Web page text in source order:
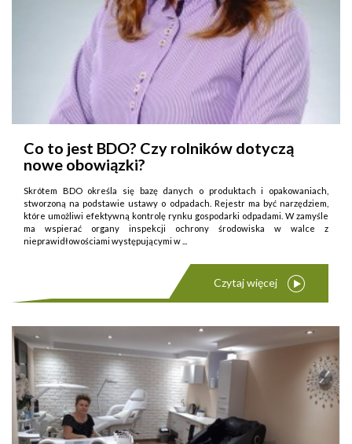
Co to jest BDO? Czy rolników dotyczą
nowe obowiązki?
Skrótem BDO określa się bazę danych o produktach i opakowaniach,
stworzoną na podstawie ustawy o odpadach. Rejestr ma być narzędziem,
które umożliwi efektywną kontrolę rynku gospodarki odpadami. W zamyśle
ma wspierać organy inspekcji ochrony środowiska w walce z
nieprawidłowościami występującymi w ...
Czytaj więcej